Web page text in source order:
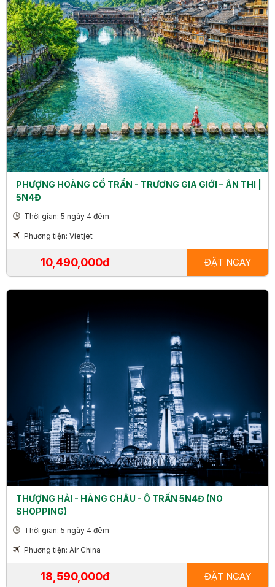
PHƯỢNG HOÀNG CỔ TRẤN - TRƯƠNG GIA GIỚI – ÂN THI |
5N4Đ
Thời gian: 5 ngày 4 đêm
Phương tiện: Vietjet
10,490,000đ ĐẶT NGAY
THƯỢNG HẢI - HÀNG CHÂU - Ô TRẤN 5N4Đ (NO
SHOPPING)
Thời gian: 5 ngày 4 đêm
Phương tiện: Air China
18,590,000đ ĐẶT NGAY